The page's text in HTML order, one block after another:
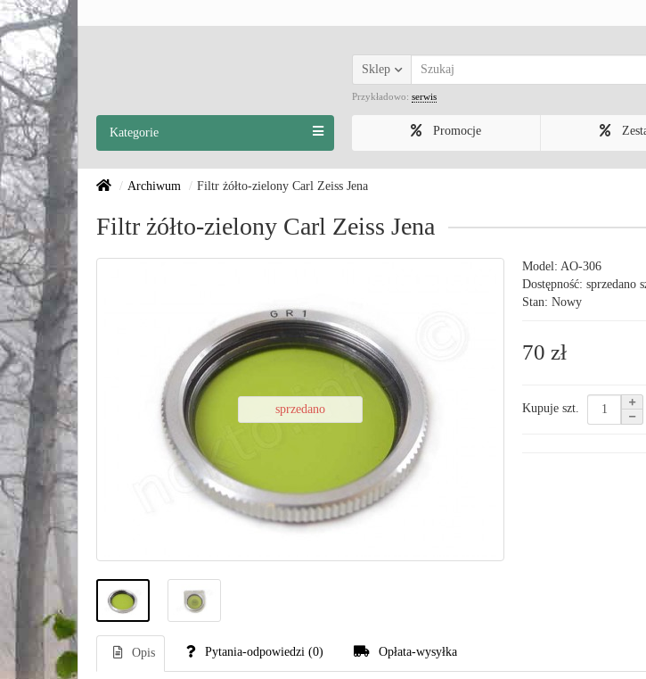
Sklep
Przykładowo: serwis
Promocje
Kategorie
Archiwum Filtr żółto-zielony Carl Zeiss Jena
Filtr żółto-zielony Carl Zeiss Jena
sprzedano
Model:AO-306
Dostępność: sprzedano
Stan: Nowy
70 zł
Kupuje szt.
Opis Pytania-odpowiedzi (0) Opłata-wysyłka